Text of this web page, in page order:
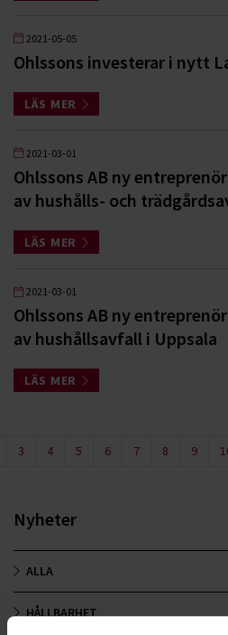
2021-05-05
Ohlssons investerar i nytt
LÄS MER
2021-03-01
Ohlssons AB ny
av hushålls- och
LÄS MER
2021-03-01
Ohlssons AB ny
av hushållsavfall i Uppsala
LÄS MER
3 4 5 6 7 8 9
Nyheter
ALLA
HÅLLBARHET